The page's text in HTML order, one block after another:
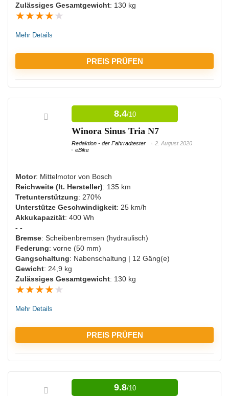
Zulässiges Gesamtgewicht: 130 kg
★★★★ ★
Mehr Details
PREIS PRÜFEN
VORTEILE:
Hohe Trittkraftunterstützung
Langlebiger Akku
NACHTEILE:
Hohes Eigengewicht
Nicht viel Zuladung möglich
8.4/10
Winora Sinus Tria N7
Redaktion - der Fahrradtester
2. August 2020
eBike
Motor: Mittelmotor von Bosch
Reichweite (lt. Hersteller): 135 km
Tretunterstützung: 270%
Unterstütze Geschwindigkeit: 25 km/h
Akkukapazität: 400 Wh
- -
Bremse: Scheibenbremsen (hydraulisch)
Federung: vorne (50 mm)
Gangschaltung: Nabenschaltung | 12 Gäng(e)
Gewicht: 24,9 kg
Zulässiges Gesamtgewicht: 130 kg
★★★★ ★
Mehr Details
PREIS PRÜFEN
VORTEILE:
Viele Ladezyklen möglich 9.8/10